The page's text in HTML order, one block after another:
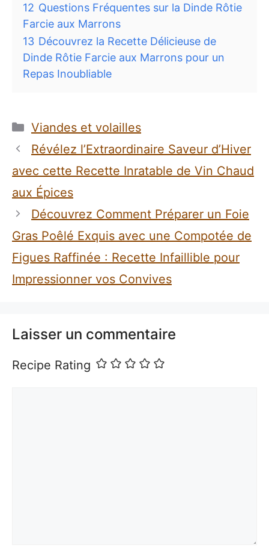
12 Questions Fréquentes sur la Dinde Rôtie
Farcie aux Marrons
13 Découvrez la Recette Délicieuse de
Dinde Rôtie Farcie aux Marrons pour un
Repas Inoubliable
Catégories
Viandes et volailles
Révélez l’Extraordinaire Saveur d’Hiver
avec cette Recette Inratable de Vin Chaud
aux Épices
Découvrez Comment Préparer un Foie
Gras Poêlé Exquis avec une Compotée de
Figues Raffinée : Recette Infaillible pour
Impressionner vos Convives
Laisser un commentaire
Recipe Rating